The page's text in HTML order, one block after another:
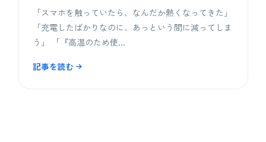
「スマホを触っていたら、なんだか熱くなってきた」
「充電したばかりなのに、あっという間に減ってしま
う」 「『高温のため使…
記事を読む